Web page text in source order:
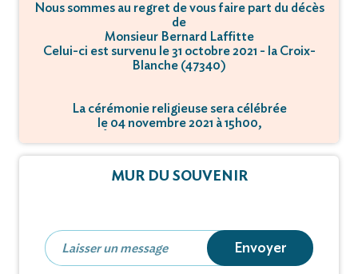
Nous sommes au regret de vous faire part du décès
de
Monsieur Bernard Laffitte
Celui-ci est survenu le 31 octobre 2021 - la Croix-
Blanche (47340)
La cérémonie religieuse sera célébrée
le 04 novembre 2021 à 15h00,
MUR DU SOUVENIR
Envoyer